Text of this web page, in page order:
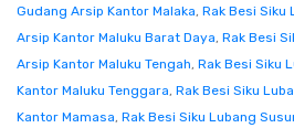
Gudang Arsip Kantor Malaka, Rak Besi Siku
Arsip Kantor Maluku Barat Daya, Rak Besi
Arsip Kantor Maluku Tengah, Rak Besi Siku
Kantor Maluku Tenggara, Rak Besi Siku
Kantor Mamasa, Rak Besi Siku Lubang